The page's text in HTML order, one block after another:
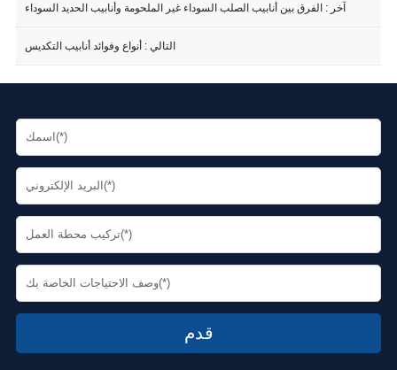
آخر :الفرق بين أنابيب الصلب السوداء غير الملحومة وأنابيب الحديد السوداء
التالي :أنواع وفوائد أنابيب التكديس